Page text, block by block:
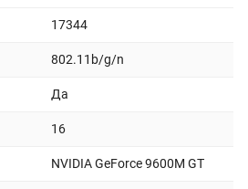
17344
802.11b/g/n
Да
16
NVIDIA GeForce 9600M GT